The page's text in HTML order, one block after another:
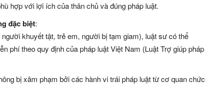
hợp với lợi ích của thân chủ và đúng pháp luật.
đặc biệt:
khuyết tật, trẻ em, người bị tạm giam), luật sư có thể
phí theo quy định của pháp luật Việt Nam (Luật Trợ giúp pháp
bị xâm phạm bởi các hành vi trái pháp luật từ cơ quan chức